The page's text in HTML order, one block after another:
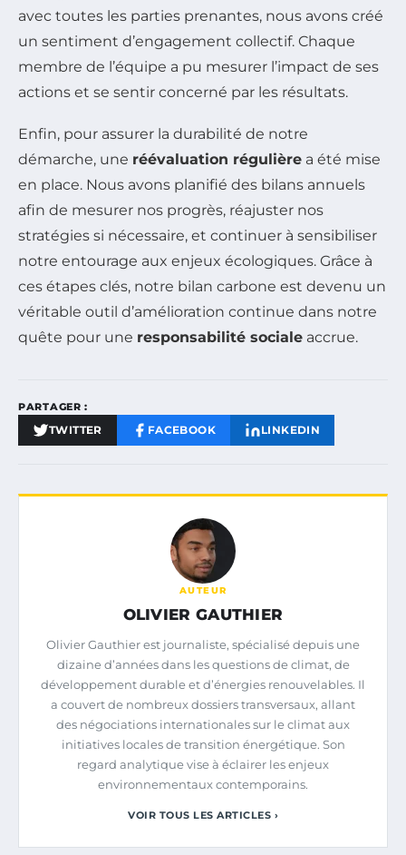
avec toutes les parties prenantes, nous avons créé
un sentiment d’engagement collectif. Chaque
membre de l’équipe a pu mesurer l’impact de ses
actions et se sentir concerné par les résultats.
Enfin, pour assurer la durabilité de notre
démarche, une réévaluation régulière a été mise
en place. Nous avons planifié des bilans annuels
afin de mesurer nos progrès, réajuster nos
stratégies si nécessaire, et continuer à sensibiliser
notre entourage aux enjeux écologiques. Grâce à
ces étapes clés, notre bilan carbone est devenu un
véritable outil d’amélioration continue dans notre
quête pour une responsabilité sociale accrue.
PARTAGER :
TWITTER FACEBOOK LINKEDIN
AUTEUR
OLIVIER GAUTHIER
Olivier Gauthier est journaliste, spécialisé depuis une
dizaine d’années dans les questions de climat, de
développement durable et d’énergies renouvelables. Il
a couvert de nombreux dossiers transversaux, allant
des négociations internationales sur le climat aux
initiatives locales de transition énergétique. Son
regard analytique vise à éclairer les enjeux
environnementaux contemporains.
VOIR TOUS LES ARTICLES ›